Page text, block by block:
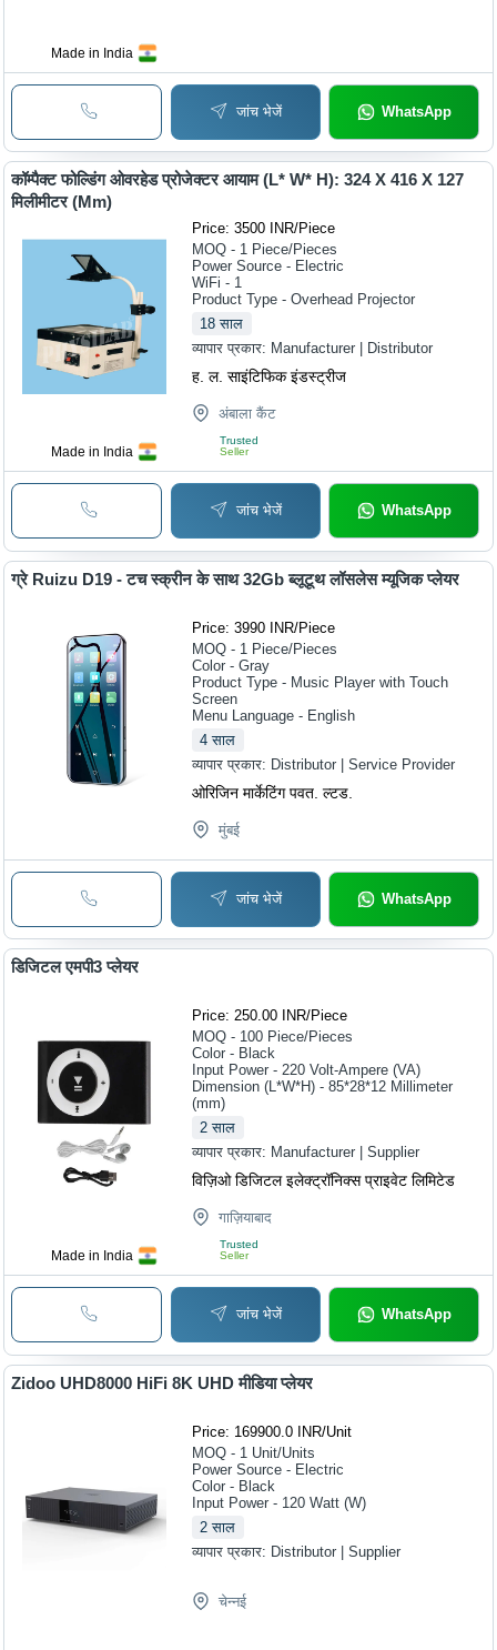
Made in India
जांच भेजें WhatsApp
Made in India
कॉम्पैक्ट फोल्डिंग ओवरहेड प्रोजेक्टर आयाम (L* W* H): 324 X 416 X 127
मिलीमीटर (Mm)
Price: 3500 INR/Piece
MOQ - 1 Piece/Pieces
Power Source - Electric
WiFi - 1
Product Type - Overhead Projector
18 साल
व्यापार प्रकार: Manufacturer | Distributor
ह. ल. साइंटिफिक इंडस्ट्रीज
अंबाला कैंट
Trusted
Seller
जांच भेजें WhatsApp
ग्रे Ruizu D19 - टच स्क्रीन के साथ 32Gb ब्लूटूथ लॉसलेस म्यूजिक प्लेयर
Price: 3990 INR/Piece
MOQ - 1 Piece/Pieces
Color - Gray
Product Type - Music Player with Touch
Screen
Menu Language - English
4 साल
व्यापार प्रकार: Distributor | Service Provider
ओरिजिन मार्केटिंग पवत. ल्टड.
मुंबई
जांच भेजें WhatsApp
Made in India
डिजिटल एमपी3 प्लेयर
Price: 250.00 INR/Piece
MOQ - 100 Piece/Pieces
Color - Black
Input Power - 220 Volt-Ampere (VA)
Dimension (L*W*H) - 85*28*12 Millimeter
(mm)
2 साल
व्यापार प्रकार: Manufacturer | Supplier
विज़िओ डिजिटल इलेक्ट्रॉनिक्स प्राइवेट लिमिटेड
गाज़ियाबाद
Trusted
Seller
जांच भेजें WhatsApp
Zidoo UHD8000 HiFi 8K UHD मीडिया प्लेयर
Price: 169900.0 INR/Unit
MOQ - 1 Unit/Units
Power Source - Electric
Color - Black
Input Power - 120 Watt (W)
2 साल
व्यापार प्रकार: Distributor | Supplier
चेन्नई